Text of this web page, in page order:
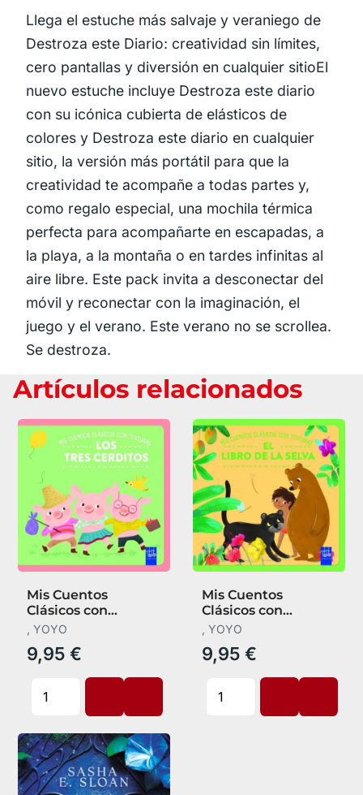
Llega el estuche más salvaje y veraniego de
Destroza este Diario: creatividad sin límites,
cero pantallas y diversión en cualquier sitioEl
nuevo estuche incluye Destroza este diario
con su icónica cubierta de elásticos de
colores y Destroza este diario en cualquier
sitio, la versión más portátil para que la
creatividad te acompañe a todas partes y,
como regalo especial, una mochila térmica
perfecta para acompañarte en escapadas, a
la playa, a la montaña o en tardes infinitas al
aire libre. Este pack invita a desconectar del
móvil y reconectar con la imaginación, el
juego y el verano. Este verano no se scrollea.
Se destroza.
Artículos relacionados
Mis Cuentos
Clásicos con
Texturas. Los Tres
Cerditos
, YOYO
9,95 €
Mis Cuentos
Clásicos con
Texturas. El Libro de
la Selva
, YOYO
9,95 €